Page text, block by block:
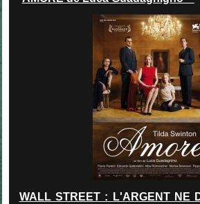
WALL STREET : L'ARGENT NE